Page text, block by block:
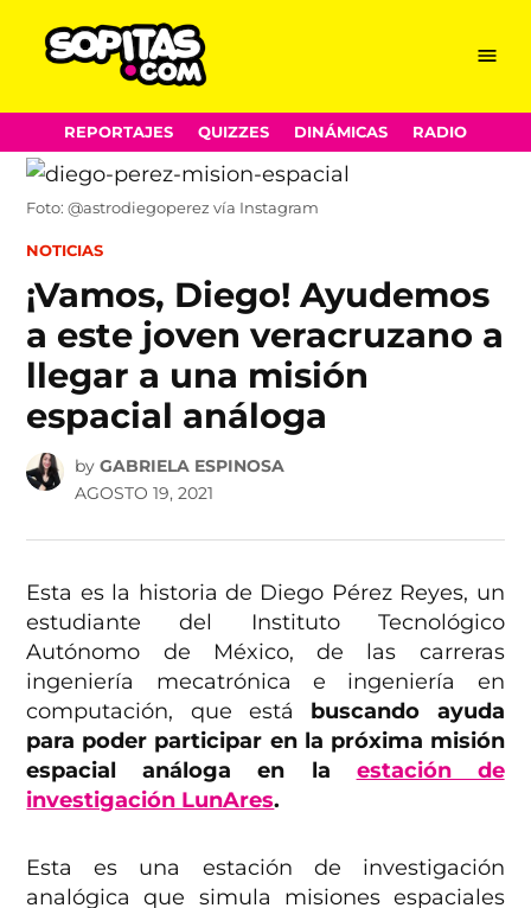
Skip
to
content
Menu
REPORTAJES QUIZZES DINÁMICAS RADIO
Foto: @astrodiegoperez vía Instagram
POSTED
NOTICIAS
¡Vamos, Diego! Ayudemos
a este joven veracruzano a
llegar a una misión
espacial análoga
by GABRIELA ESPINOSA
AGOSTO 19, 2021
Esta es la historia de Diego Pérez Reyes, un
estudiante del Instituto Tecnológico
Autónomo de México, de las carreras
ingeniería mecatrónica e ingeniería en
computación, que está buscando ayuda
para poder participar en la próxima misión
espacial análoga en la estación de
investigación LunAres.
Esta es una estación de investigación
analógica que simula misiones espaciales